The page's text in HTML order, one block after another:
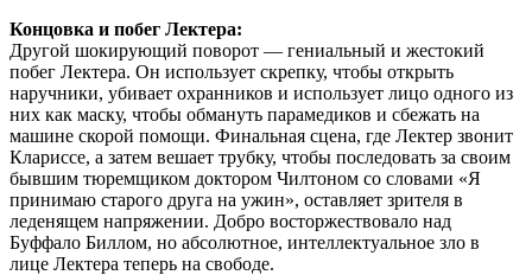
Концовка и побег Лектера:
Другой шокирующий поворот — гениальный и жестокий
побег Лектера. Он использует скрепку, чтобы открыть
наручники, убивает охранников и использует лицо одного из
них как маску, чтобы обмануть парамедиков и сбежать на
машине скорой помощи. Финальная сцена, где Лектер звонит
Клариссе, а затем вешает трубку, чтобы последовать за своим
бывшим тюремщиком доктором Чилтоном со словами «Я
принимаю старого друга на ужин», оставляет зрителя в
леденящем напряжении. Добро восторжествовало над
Буффало Биллом, но абсолютное, интеллектуальное зло в
лице Лектера теперь на свободе.